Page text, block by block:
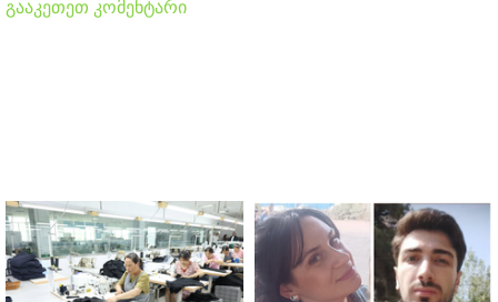
გააკეთეთ კომენტარი